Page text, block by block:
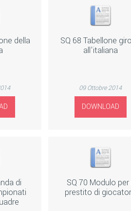
della
SQ 68 Tabellone
all'italiana
09 Ottobre 2014
DOWNLOAD
di
SQ 70 Modulo per
prestito di